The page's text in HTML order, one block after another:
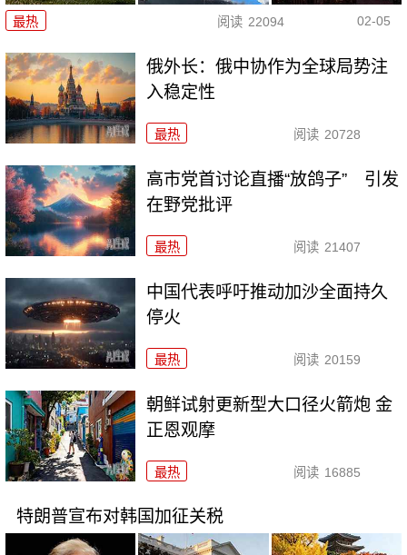
最热 阅读 22094 02-05
俄外长：俄中协作为全球局势注
入稳定性
最热 阅读 20728
高市党首讨论直播“放鸽子” 引发
在野党批评
最热 阅读 21407
中国代表呼吁推动加沙全面持久
停火
最热 阅读 20159
朝鲜试射更新型大口径火箭炮 金
正恩观摩
最热 阅读 16885
特朗普宣布对韩国加征关税